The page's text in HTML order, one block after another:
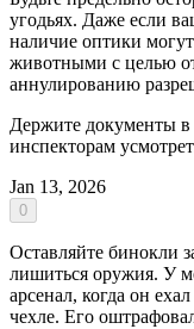
угодьях. Даже если
наличие оптики
животными с целью
аннулированию
Держите документы в
инспекторам
Jan 13, 2026
0
Оставляйте бинокли
лишиться оружия. У
арсенал, когда он
чехле. Его